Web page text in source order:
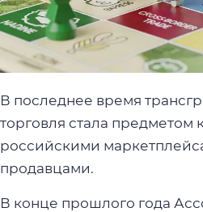
В последнее время
торговля стала предметом
российскими
продавцами.
В конце прошлого года